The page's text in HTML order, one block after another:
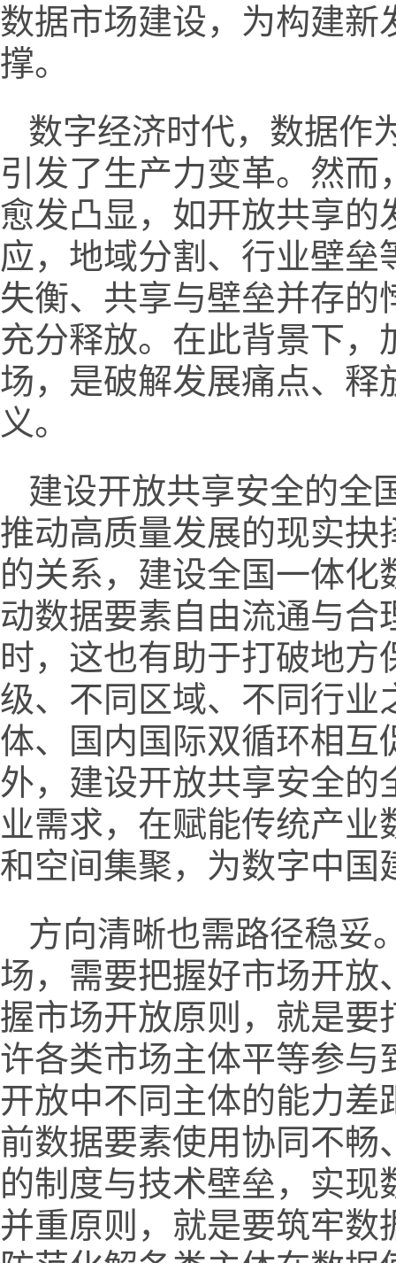
数据市场建设，为构建新
撑。
数字经济时代，数据作
引发了生产力变革。然
愈发凸显，如开放共享的
应，地域分割、行业壁垒
失衡、共享与壁垒并存
充分释放。在此背景下
场，是破解发展痛点、释
义。
建设开放共享安全的全
推动高质量发展的现实抉
的关系，建设全国一体
动数据要素自由流通与
时，这也有助于打破地
级、不同区域、不同行业
体、国内国际双循环相互
外，建设开放共享安全的
业需求，在赋能传统产
和空间集聚，为数字中国
方向清晰也需路径稳妥
场，需要把握好市场开放
握市场开放原则，就是要
许各类市场主体平等参与
开放中不同主体的能力
前数据要素使用协同不
的制度与技术壁垒，实
并重原则，就是要筑牢